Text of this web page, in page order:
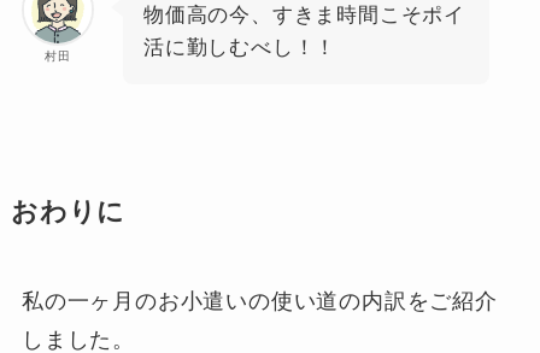
村田
物価高の今、すきま時間こそポイ
活に勤しむべし！！
おわりに
私の一ヶ月のお小遣いの使い道の内訳をご紹介
しました。